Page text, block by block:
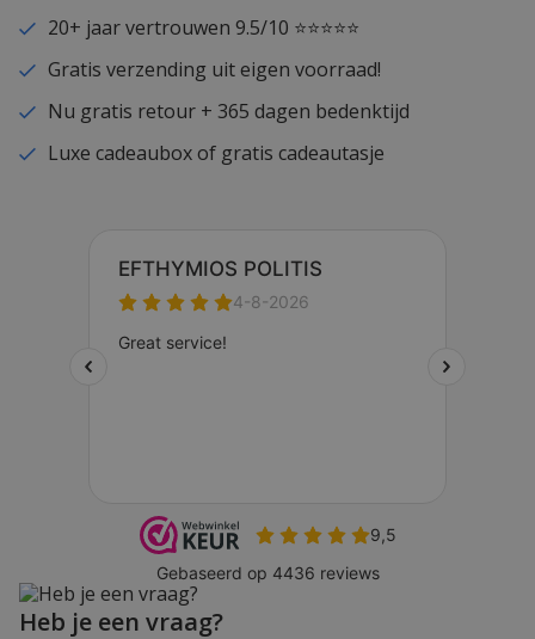
20+ jaar vertrouwen 9.5/10 ⭐⭐⭐⭐⭐
Gratis verzending uit eigen voorraad!
Nu gratis retour + 365 dagen bedenktijd
Luxe cadeaubox of gratis cadeautasje
Heb je een vraag?